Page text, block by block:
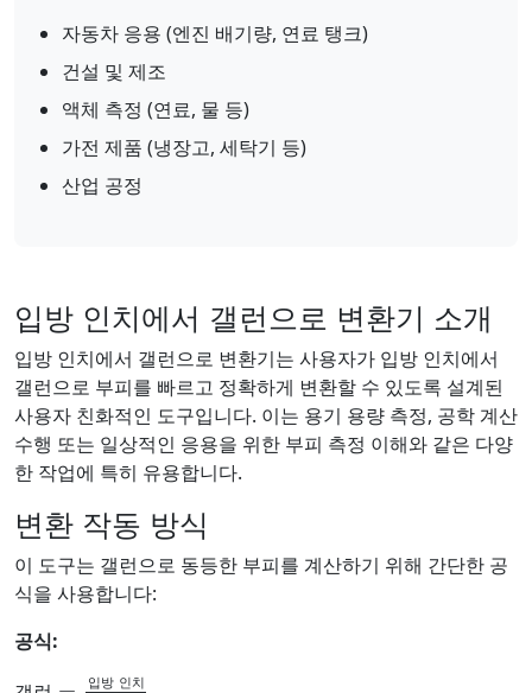
자동차 응용 (엔진 배기량, 연료 탱크)
건설 및 제조
액체 측정 (연료, 물 등)
가전 제품 (냉장고, 세탁기 등)
산업 공정
입방 인치에서 갤런으로 변환기 소개
입방 인치에서 갤런으로 변환기는 사용자가 입방 인치에서
갤런으로 부피를 빠르고 정확하게 변환할 수 있도록 설계된
사용자 친화적인 도구입니다. 이는 용기 용량 측정, 공학 계산
수행 또는 일상적인 응용을 위한 부피 측정 이해와 같은 다양
한 작업에 특히 유용합니다.
변환 작동 방식
이 도구는 갤런으로 동등한 부피를 계산하기 위해 간단한 공
식을 사용합니다:
공식: